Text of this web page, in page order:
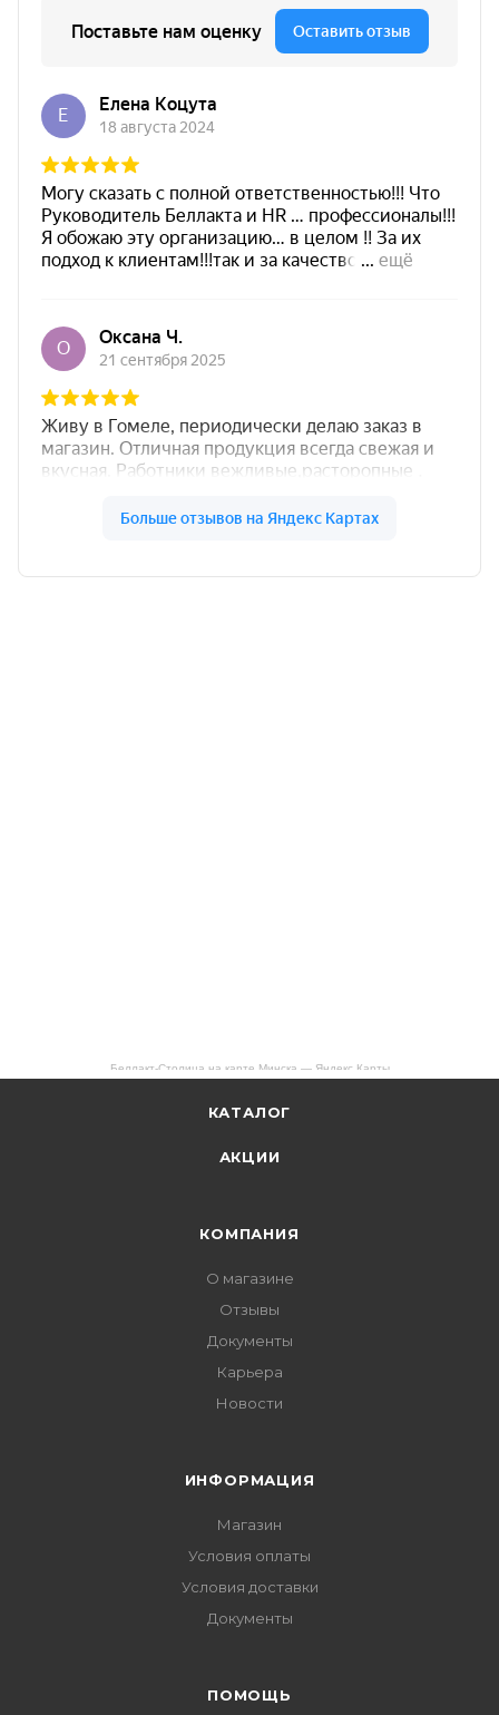
Беллакт-Столица на карте Минска — Яндекс Карты
КАТАЛОГ
АКЦИИ
КОМПАНИЯ
О магазине
Отзывы
Документы
Карьера
Новости
ИНФОРМАЦИЯ
Магазин
Условия оплаты
Условия доставки
Документы
ПОМОЩЬ